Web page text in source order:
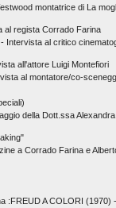
montatrice di La
al regista Corrado Farina
- Intervista al critico
all'attore Luigi Montefiori
al montatore/co-
della Dott.ssa
a Corrado Farina e
:FREUD A COLORI (1970) -